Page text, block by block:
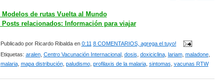
Modelos de rutas Vuelta al Mundo
Posts relacionados: Información para viajar
Publicado por Ricardo Ribalda en 0:11 8 COMENTARIOS, agrega el tuyo!
Etiquetas: aralen, Centro Vacunación Internacional , dosis, doxiciclina, lariam, maladone,
malaria, mapa distribución, paludismo, profilaxis de la malaria, sintomas, vacunas RTW